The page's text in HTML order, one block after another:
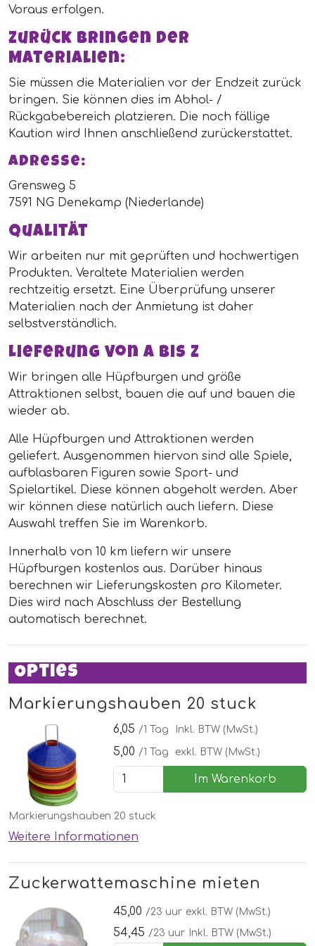
Voraus erfolgen.
Zurück bringen der
Materialien:
Sie müssen die Materialien vor der Endzeit zurück
bringen. Sie können dies im Abhol- /
Rückgabebereich platzieren. Die noch fällige
Kaution wird Ihnen anschließend zurückerstattet.
Adresse:
Grensweg 5
7591 NG Denekamp (Niederlande)
Qualität
Wir arbeiten nur mit geprüften und hochwertigen
Produkten. Veraltete Materialien werden
rechtzeitig ersetzt. Eine Überprüfung unserer
Materialien nach der Anmietung ist daher
selbstverständlich.
Lieferung von A bis Z
Wir bringen alle Hüpfburgen und größe
Attraktionen selbst, bauen die auf und bauen die
wieder ab.
Alle Hüpfburgen und Attraktionen werden
geliefert. Ausgenommen hiervon sind alle Spiele,
aufblasbaren Figuren sowie Sport- und
Spielartikel. Diese können abgeholt werden. Aber
wir können diese natürlich auch liefern. Diese
Auswahl treffen Sie im Warenkorb.
Innerhalb von 10 km liefern wir unsere
Hüpfburgen kostenlos aus. Darüber hinaus
berechnen wir Lieferungskosten pro Kilometer.
Dies wird nach Abschluss der Bestellung
automatisch berechnet.
Opties
Markierungshauben 20 stuck
6,05 /1 Tag Inkl. BTW (MwSt.)
5,00 /1 Tag exkl. BTW (MwSt.)
Im Warenkorb
Markierungshauben 20 stuck
Weitere Informationen
Zuckerwattemaschine mieten
45,00 /23 uur exkl. BTW (MwSt.)
54,45 /23 uur Inkl. BTW (MwSt.)